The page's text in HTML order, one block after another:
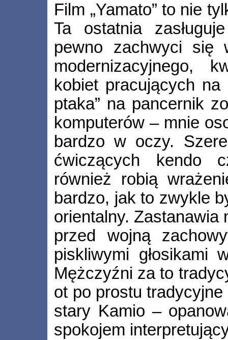
Film „Yamato” to nie
Ta ostatnia
pewno zachwyci się
modernizacyjnego,
kobiet pracujących
ptaka” na pancernik
komputerów – mnie
bardzo w oczy.
ćwiczących kendo
również robią
bardzo, jak to zwykle
orientalny. Zastanawia
przed wojną
piskliwymi głosikami
Mężczyźni za to
ot po prostu
stary Kamio –
spokojem